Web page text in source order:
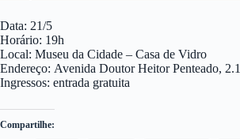
Data: 21/5
Horário: 19h
Local: Museu da Cidade – Casa de Vidro
Endereço: Avenida Doutor Heitor Penteado,
Ingressos: entrada gratuita
Compartilhe: